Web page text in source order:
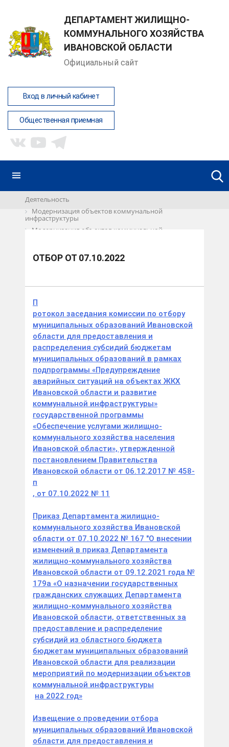
ДЕПАРТАМЕНТ ЖИЛИЩНО-
КОММУНАЛЬНОГО ХОЗЯЙСТВА
ИВАНОВСКОЙ ОБЛАСТИ
Официальный сайт
Вход в личный кабинет
Общественная приемная
Деятельность
Модернизация объектов коммунальной
инфраструктуры
Модернизация объектов коммунальной
ОТБОР ОТ 07.10.2022
П
ротокол заседания комиссии по отбору
муниципальных образований Ивановской
области для предоставления и
распределения субсидий бюджетам
муниципальных образований в рамках
подпрограммы «Предупреждение
аварийных ситуаций на объектах ЖКХ
Ивановской области и развитие
коммунальной инфраструктуры»
государственной программы
«Обеспечение услугами жилищно-
коммунального хозяйства населения
Ивановской области», утвержденной
постановлением Правительства
Ивановской области от 06.12.2017 № 458-
п
, от 07.10.2022 № 11
Приказ Департамента жилищно-
коммунального хозяйства Ивановской
области от 07.10.2022 № 167 "О внесении
изменений в приказ Департамента
жилищно-коммунального хозяйства
Ивановской области от 09.12.2021 года №
179а «О назначении государственных
гражданских служащих Департамента
жилищно-коммунального хозяйства
Ивановской области, ответственных за
предоставление и распределение
субсидий из областного бюджета
бюджетам муниципальных образований
Ивановской области для реализации
мероприятий по модернизации объектов
коммунальной инфраструктуры
на 2022 год»
Извещение о проведении отбора
муниципальных образований Ивановской
области для предоставления и